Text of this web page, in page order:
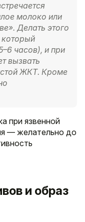
молоко или
Делать этого
часов), и при
вызвать
ЖКТ. Кроме
при язвенной
— желательно до
и образ